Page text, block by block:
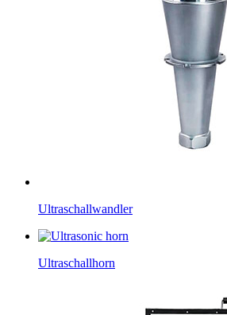
Ultraschallwandler
Ultraschallhorn